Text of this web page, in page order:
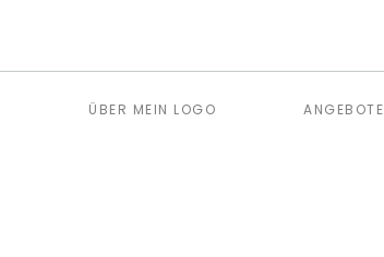
ÜBER MEIN LOGO ANGEBOTE